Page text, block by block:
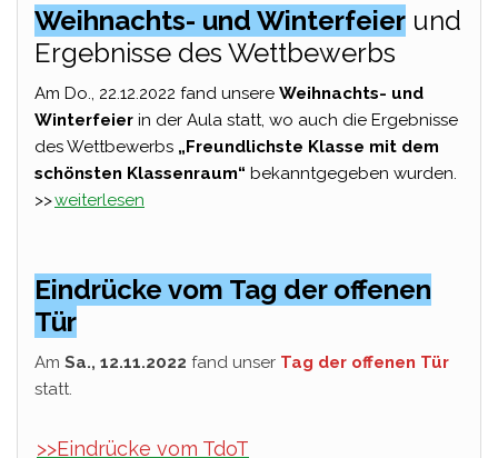
Weihnachts- und Winterfeier und
Ergebnisse des Wettbewerbs
Am Do., 22.12.2022 fand unsere Weihnachts- und
Winterfeier in der Aula statt, wo auch die Ergebnisse
des Wettbewerbs „Freundlichste Klasse mit dem
schönsten Klassenraum“ bekanntgegeben wurden.
>>weiterlesen
Eindrücke vom Tag der offenen
Tür
Am Sa., 12.11.2022 fand unser Tag der offenen Tür
statt.
>>Eindrücke vom TdoT